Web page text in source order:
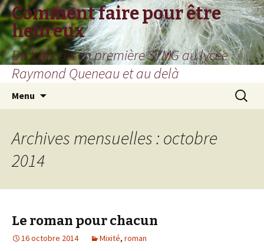
Comment faire pour être
heureux
Du français en première STMG au lycée
Raymond Queneau et au delà
Menu
Archives mensuelles : octobre
2014
Le roman pour chacun
16 octobre 2014 Mixité, roman